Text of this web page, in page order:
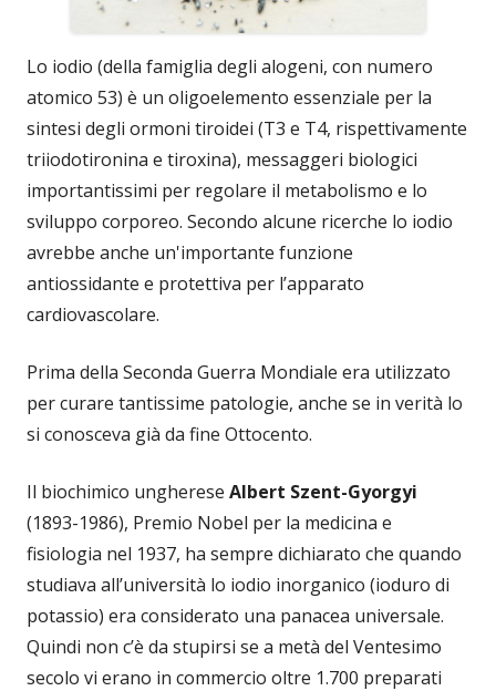
Lo iodio (della famiglia degli alogeni, con numero
atomico 53) è un oligoelemento essenziale per la
sintesi degli ormoni tiroidei (T3 e T4, rispettivamente
triiodotironina e tiroxina), messaggeri biologici
importantissimi per regolare il metabolismo e lo
sviluppo corporeo. Secondo alcune ricerche lo iodio
avrebbe anche un'importante funzione
antiossidante e protettiva per l’apparato
cardiovascolare.
Prima della Seconda Guerra Mondiale era utilizzato
per curare tantissime patologie, anche se in verità lo
si conosceva già da fine Ottocento.
Il biochimico ungherese Albert Szent-Gyorgyi
(1893-1986), Premio Nobel per la medicina e
fisiologia nel 1937, ha sempre dichiarato che quando
studiava all’università lo iodio inorganico (ioduro di
potassio) era considerato una panacea universale.
Quindi non c’è da stupirsi se a metà del Ventesimo
secolo vi erano in commercio oltre 1.700 preparati